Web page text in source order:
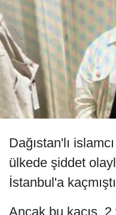
Dağıstan'lı
ülkede şiddet
İstanbul'a
Ancak bu kaçış, 2